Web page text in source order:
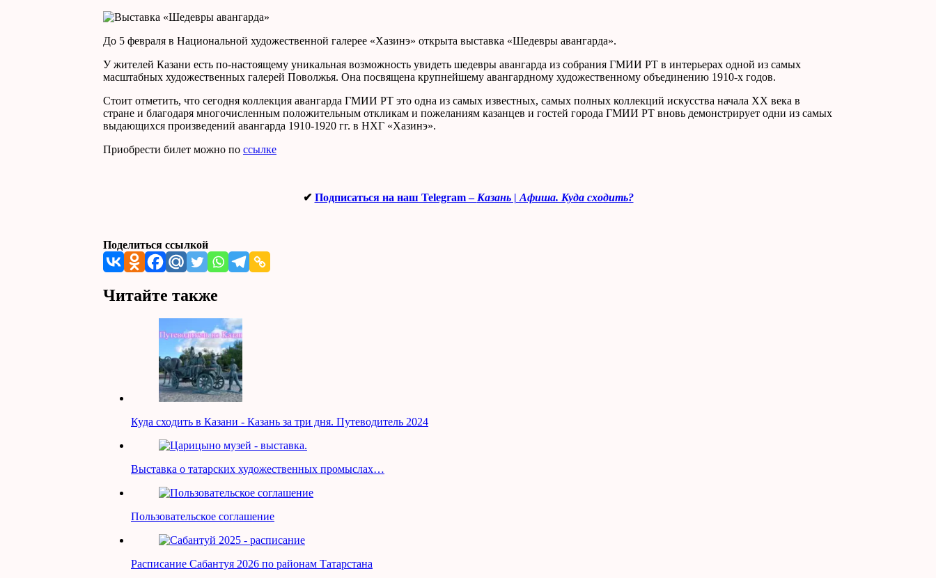
До 5 февраля в Национальной художественной галерее «Хазинэ» открыта выставка «Шедевры авангарда».
У жителей Казани есть по-настоящему уникальная возможность увидеть шедевры авангарда из собрания ГМИИ РТ в интерьерах одной из самых
масштабных художественных галерей Поволжья. Она посвящена крупнейшему авангардному художественному объединению 1910-х годов.
Стоит отметить, что сегодня коллекция авангарда ГМИИ РТ это одна из самых известных, самых полных коллекций искусства начала ХХ века в
стране и благодаря многочисленным положительным откликам и пожеланиям казанцев и гостей города ГМИИ РТ вновь демонстрирует одни из самых
выдающихся произведений авангарда 1910-1920 гг. в НХГ «Хазинэ».
Приобрести билет можно по ссылке
✔ Подписаться на наш Telegram – Казань | Афиша. Куда сходить?
Поделиться ссылкой
Читайте также
Куда сходить в Казани - Казань за три дня. Путеводитель 2024
Выставка о татарских художественных промыслах…
Пользовательское соглашение
Расписание Сабантуя 2026 по районам Татарстана